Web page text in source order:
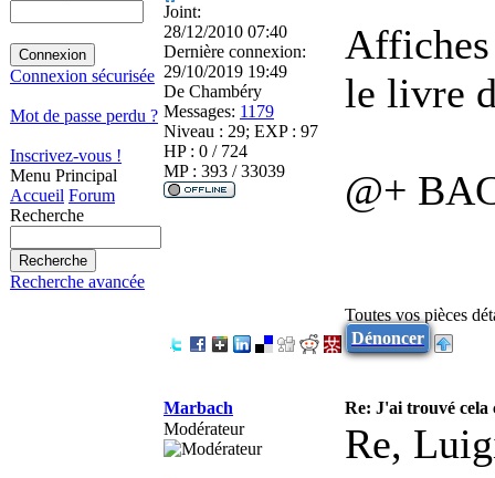
Connexion sécurisée
Mot de passe perdu ?
Inscrivez-vous !
Menu Principal
Accueil Forum
Recherche
Recherche avancée
Joint:
28/12/2010 07:40
Dernière connexion:
29/10/2019 19:49
De Chambéry
Messages: 1179
Niveau : 29; EXP : 97
HP : 0 / 724
MP : 393 / 33039
le livre
@+
Toutes vos pièces
Dénoncer
Marbach
Re: J'ai trouvé cela
Modérateur
Re,